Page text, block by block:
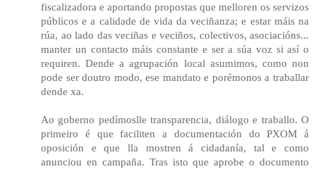
fiscalizadora e aportando propostas que melloren os servizos
públicos e a calidade de vida da veciñanza; e estar máis na
rúa, ao lado das veciñas e veciños, colectivos, asociacións...
manter un contacto máis constante e ser a súa voz si así o
requiren. Dende a agrupación local asumimos, como non
pode ser doutro modo, ese mandato e porémonos a traballar
dende xa.
Ao goberno pedímoslle transparencia, diálogo e traballo. O
primeiro é que faciliten a documentación do PXOM á
oposición e que lla mostren á cidadanía, tal e como
anunciou en campaña. Tras isto que aprobe o documento